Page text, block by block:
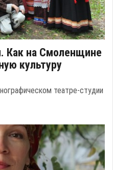
Как на Смоленщине
культуру
театре-студии